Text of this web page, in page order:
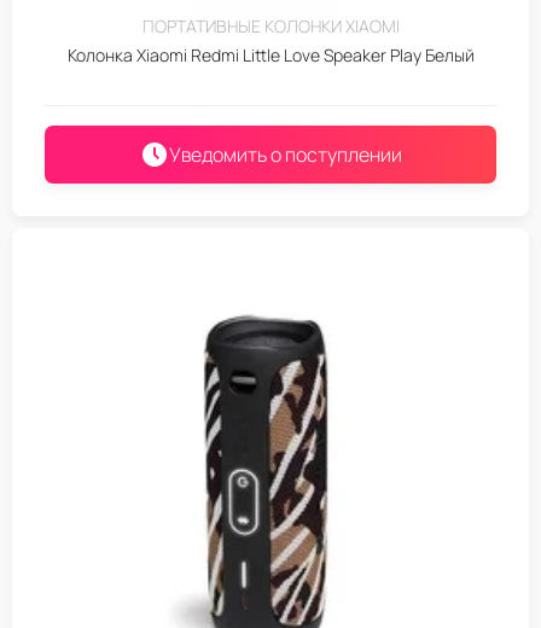
ПОРТАТИВНЫЕ КОЛОНКИ XIAOMI
Колонка Xiaomi Redmi Little Love Speaker Play Белый
Уведомить о поступлении